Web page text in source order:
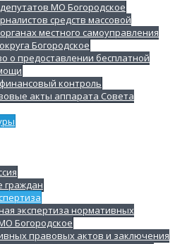
МО Богородское
средств массовой
местного самоуправления
Богородское
о предоставлении бесплатной
контроль
акты аппарата Совета
граждан
экспертиза нормативных
Богородское
правовых актов и заключения